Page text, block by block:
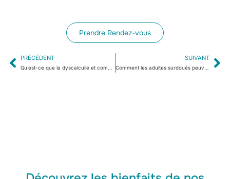
Prendre Rendez-vous
PRÉCÉDENT
Qu’est-ce que la dyscalculie et comment cela affecte-t-il la vie quotidienne et l’apprentissage?
SUIVANT
Comment les adultes surdoués peuvent-ils s’épanouir dans leur carrière ?